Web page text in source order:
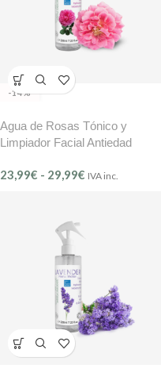
-14%
Agua de Rosas Tónico y
Limpiador Facial Antiedad
23,99€ - 29,99€ IVA inc.